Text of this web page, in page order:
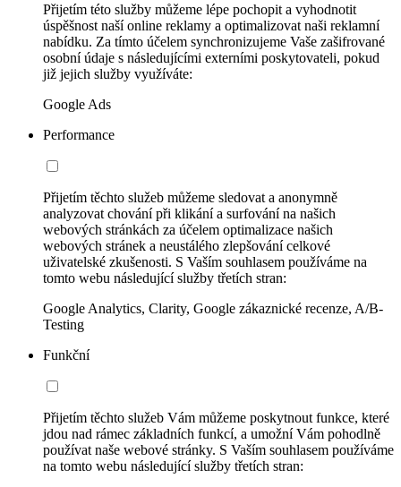
Přijetím této služby můžeme lépe pochopit a vyhodnotit
úspěšnost naší online reklamy a optimalizovat naši reklamní
nabídku. Za tímto účelem synchronizujeme Vaše zašifrované
osobní údaje s následujícími externími poskytovateli, pokud
již jejich služby využíváte:
Google Ads
Performance
Přijetím těchto služeb můžeme sledovat a anonymně
analyzovat chování při klikání a surfování na našich
webových stránkách za účelem optimalizace našich
webových stránek a neustálého zlepšování celkové
uživatelské zkušenosti. S Vaším souhlasem používáme na
tomto webu následující služby třetích stran:
Google Analytics, Clarity, Google zákaznické recenze, A/B-
Testing
Funkční
Přijetím těchto služeb Vám můžeme poskytnout funkce, které
jdou nad rámec základních funkcí, a umožní Vám pohodlně
používat naše webové stránky. S Vaším souhlasem používáme
na tomto webu následující služby třetích stran: